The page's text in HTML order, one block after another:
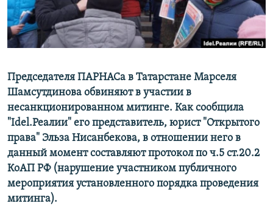
Все сайты РСЕ/РС
Председателя ПАРНАСа в Татарстане Марселя
Шамсутдинова обвиняют в участии в
несанкционированном митинге. Как сообщила
"Idel.Реалии" его представитель, юрист "Открытого
права" Эльза Нисанбекова, в отношении него в
данный момент составляют протокол по ч.5 ст.20.2
КоАП РФ (нарушение участником публичного
мероприятия установленного порядка проведения
митинга).